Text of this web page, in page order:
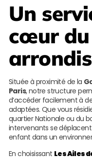
Un
cœur du
Située à proximité de la
Paris, notre structure
d’accéder facilement à
adaptées. Que vous
quartier Nationale ou du
intervenants se
enfant dans un
En choisissant Les Ailes